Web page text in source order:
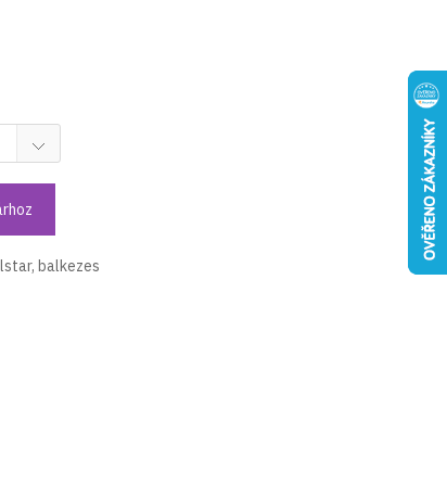
balkezes